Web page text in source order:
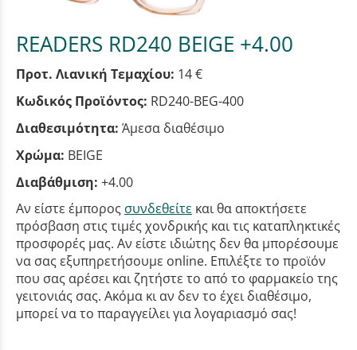
READERS RD240 BEIGE +4.00
Προτ. Λιανική Τεμαχίου: 14 €
Κωδικός Προϊόντος: RD240-BEG-400
Διαθεσιμότητα: Άμεσα διαθέσιμο
Χρώμα: BEIGE
Διαβάθμιση: +4.00
Αν είστε έμπορος συνδεθείτε και θα αποκτήσετε
πρόσβαση στις τιμές χονδρικής και τις καταπληκτικές
προσφορές μας. Αν είστε ιδιώτης δεν θα μπορέσουμε
να σας εξυπηρετήσουμε online. Επιλέξτε το προϊόν
που σας αρέσει και ζητήστε το από το φαρμακείο της
γειτονιάς σας. Ακόμα κι αν δεν το έχει διαθέσιμο,
μπορεί να το παραγγείλει για λογαριασμό σας!